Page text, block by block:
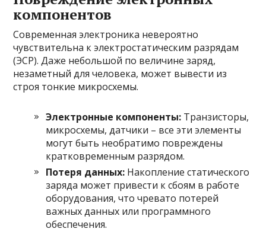
компонентов
Современная электроника невероятно
чувствительна к электростатическим разрядам
(ЭСР). Даже небольшой по величине заряд,
незаметный для человека, может вывести из
строя тонкие микросхемы.
Электронные компоненты: Транзисторы,
микросхемы, датчики – все эти элементы
могут быть необратимо повреждены
кратковременным разрядом.
Потеря данных: Накопление статического
заряда может привести к сбоям в работе
оборудования, что чревато потерей
важных данных или программного
обеспечения.